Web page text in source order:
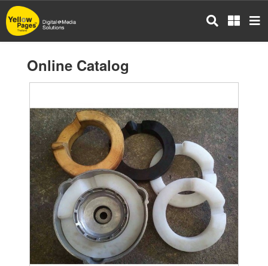
Skip
to
main
Online Catalog